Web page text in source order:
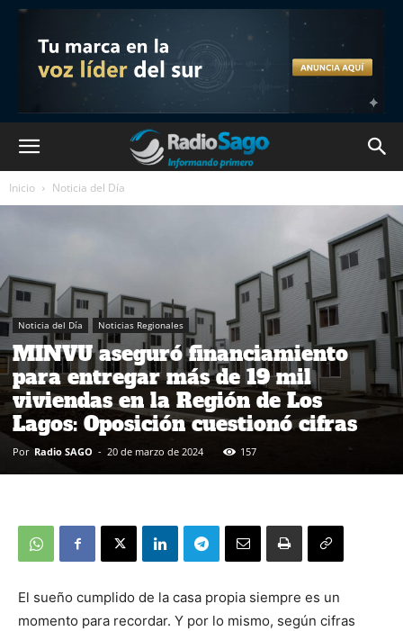
Inicio Noticia del Día
Noticia del Día Noticias Regionales
MINVU aseguró financiamiento
para entregar más de 19 mil
viviendas en la Región de Los
Lagos: Oposición cuestionó cifras
Por Radio SAGO - 20 de marzo de 2024 157
El sueño cumplido de la casa propia siempre es un
momento para recordar. Y por lo mismo, según cifras